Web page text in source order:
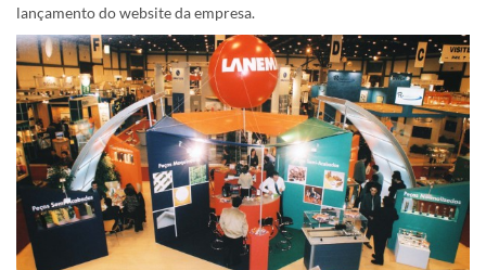
lançamento do website da empresa.